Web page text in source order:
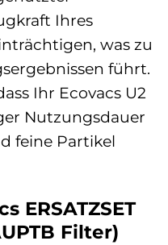
Ihres
was zu
führt.
Ihr Ecovacs U2
Nutzungsdauer
feine Partikel
ERSATZSET
Filter)